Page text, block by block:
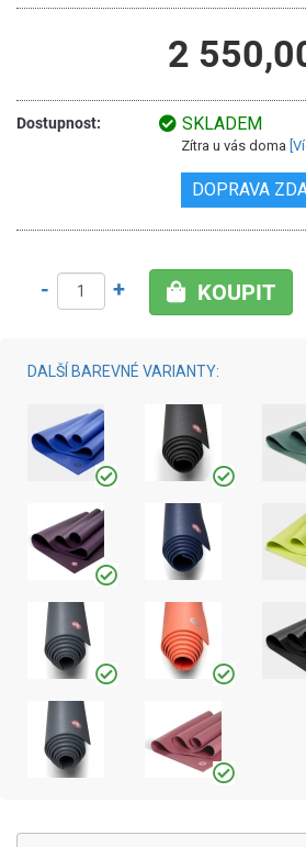
2
Dostupnost: SKLADEM
Zítra u vás doma
DOPRAVA
- + KOUPIT
DALŠÍ BAREVNÉ VARIANTY: